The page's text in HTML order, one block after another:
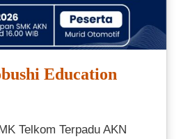
Education
Telkom Terpadu AKN